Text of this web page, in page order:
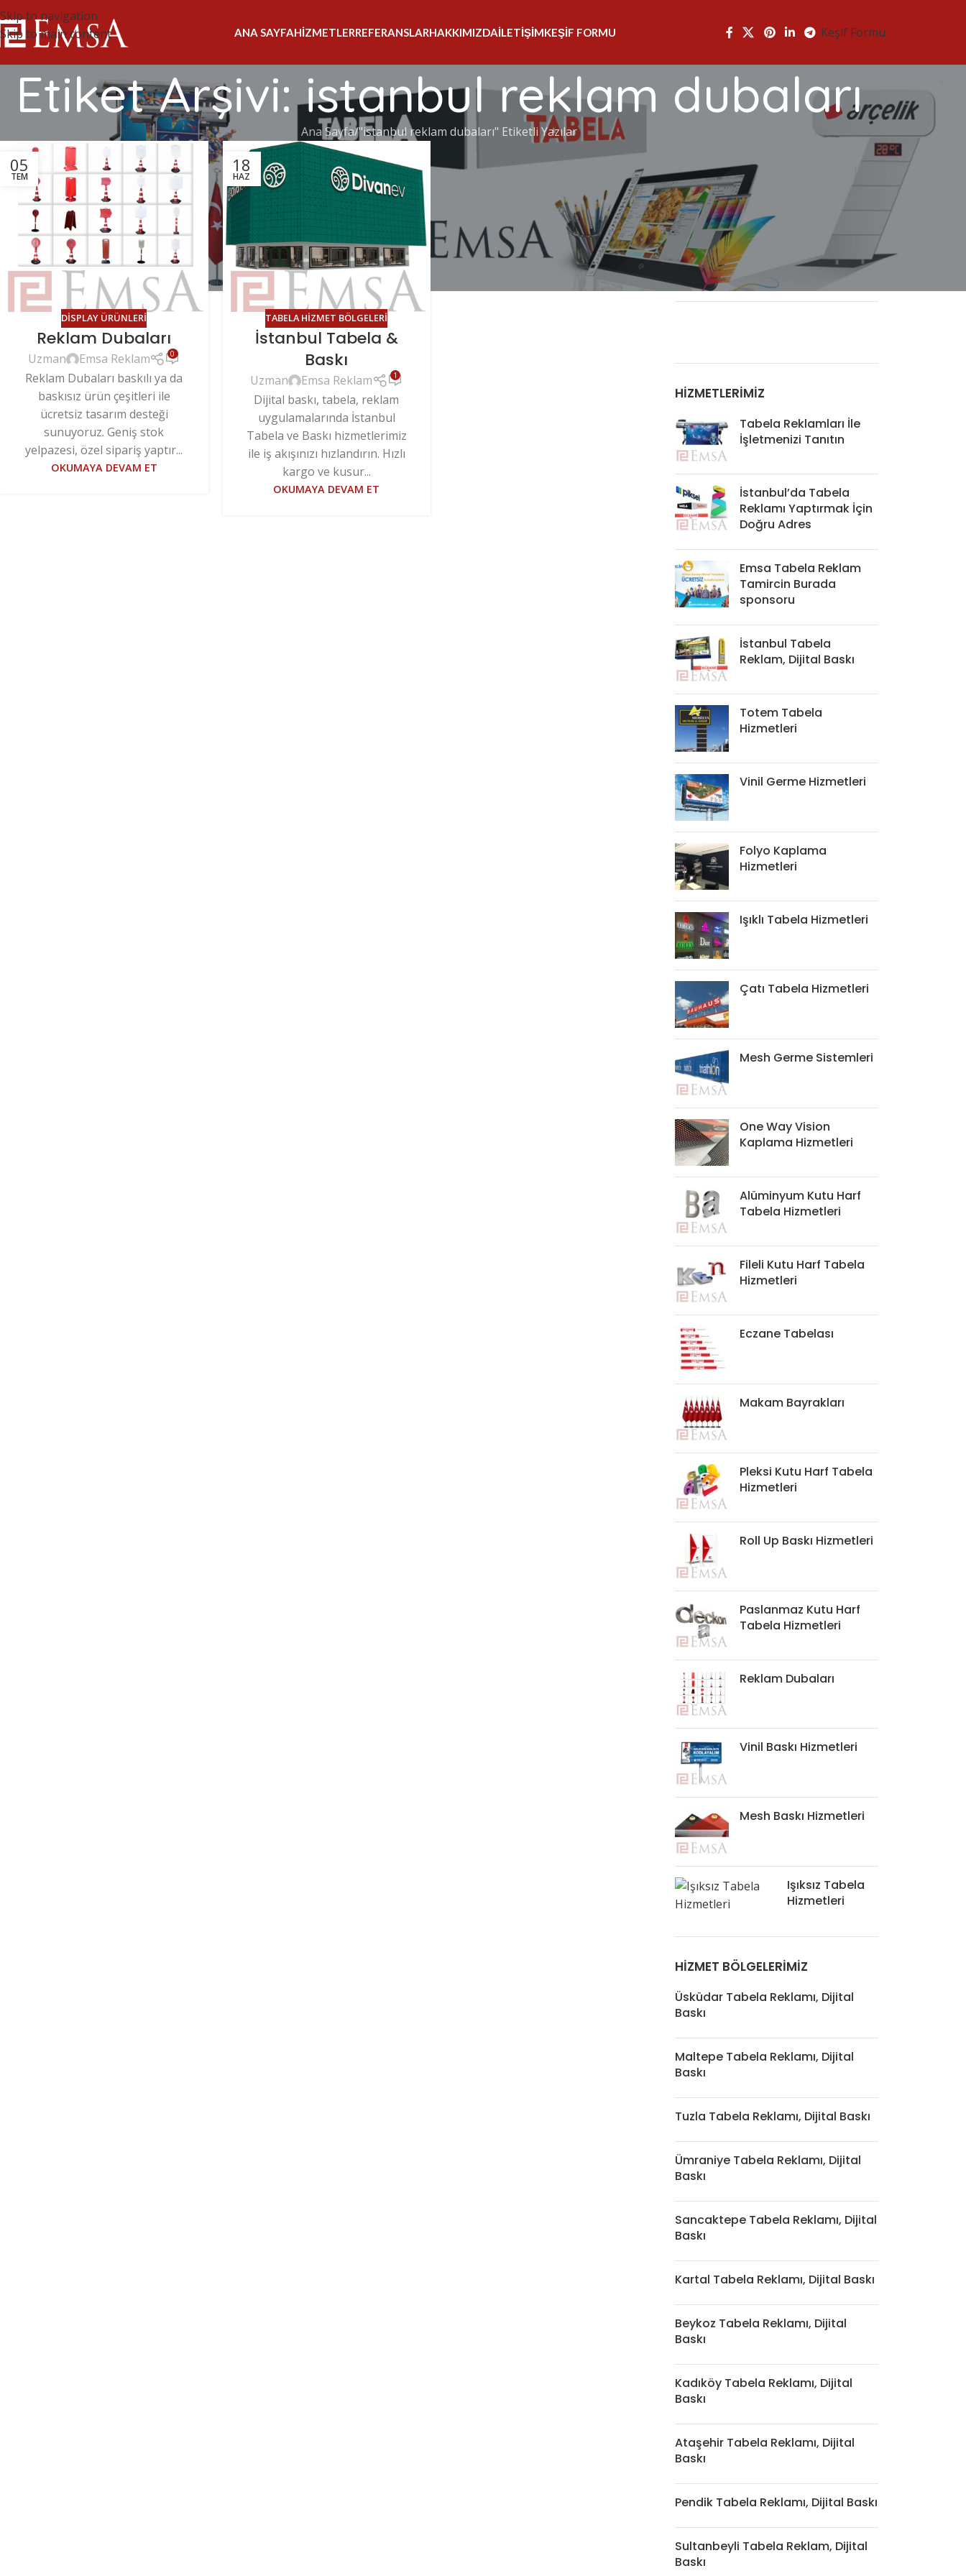
Skip to navigation
Skip to main content
ANA SAYFAHIZMETLERREFERANSLARHAKKIMIZDAİLETIŞIMKEŞIF FORMU Keşif Formu
Etiket Arşivi: istanbul reklam dubaları
Ana Sayfa "istanbul reklam dubaları" Etiketli Yazılar
05
TEM
DISPLAY ÜRÜNLERI
Reklam Dubaları
Uzman Emsa Reklam 0
Reklam Dubaları baskılı ya da
baskısız ürün çeşitleri ile
ücretsiz tasarım desteği
sunuyoruz. Geniş stok
yelpazesi, özel sipariş yaptır...
OKUMAYA DEVAM ET
18
HAZ
TABELA HIZMET BÖLGELERI
İstanbul Tabela &
Baskı
Uzman Emsa Reklam 1
Dijital baskı, tabela, reklam
uygulamalarında İstanbul
Tabela ve Baskı hizmetlerimiz
ile iş akışınızı hızlandırın. Hızlı
kargo ve kusur...
OKUMAYA DEVAM ET
Cephe Giydirme
Dijital Baskı
Display Ürünleri
Kutu Harf Reklam
Tabela Hizmet Bölgeleri
Tabela Hizmetleri
HIZMETLERIMIZ
Tabela Reklamları İle
İşletmenizi Tanıtın
İstanbul’da Tabela
Reklamı Yaptırmak İçin
Doğru Adres
Emsa Tabela Reklam
Tamircin Burada
sponsoru
İstanbul Tabela
Reklam, Dijital Baskı
Totem Tabela
Hizmetleri
Vinil Germe Hizmetleri
Folyo Kaplama
Hizmetleri
Işıklı Tabela Hizmetleri
Çatı Tabela Hizmetleri
Mesh Germe Sistemleri
One Way Vision
Kaplama Hizmetleri
Alüminyum Kutu Harf
Tabela Hizmetleri
Fileli Kutu Harf Tabela
Hizmetleri
Eczane Tabelası
Makam Bayrakları
Pleksi Kutu Harf Tabela
Hizmetleri
Roll Up Baskı Hizmetleri
Paslanmaz Kutu Harf
Tabela Hizmetleri
Reklam Dubaları
Vinil Baskı Hizmetleri
Mesh Baskı Hizmetleri
Işıksız Tabela
Hizmetleri
HIZMET BÖLGELERIMIZ
Üsküdar Tabela Reklamı, Dijital
Baskı
Maltepe Tabela Reklamı, Dijital
Baskı
Tuzla Tabela Reklamı, Dijital Baskı
Ümraniye Tabela Reklamı, Dijital
Baskı
Sancaktepe Tabela Reklamı, Dijital
Baskı
Kartal Tabela Reklamı, Dijital Baskı
Beykoz Tabela Reklamı, Dijital
Baskı
Kadıköy Tabela Reklamı, Dijital
Baskı
Ataşehir Tabela Reklamı, Dijital
Baskı
Pendik Tabela Reklamı, Dijital Baskı
Sultanbeyli Tabela Reklam, Dijital
Baskı